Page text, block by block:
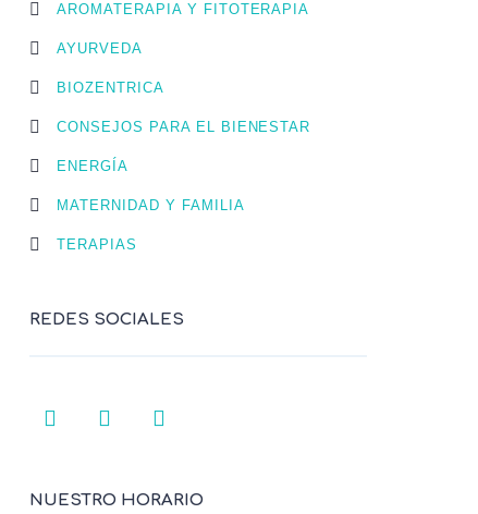
AROMATERAPIA Y FITOTERAPIA
AYURVEDA
BIOZENTRICA
CONSEJOS PARA EL BIENESTAR
ENERGÍA
MATERNIDAD Y FAMILIA
TERAPIAS
REDES SOCIALES
NUESTRO HORARIO